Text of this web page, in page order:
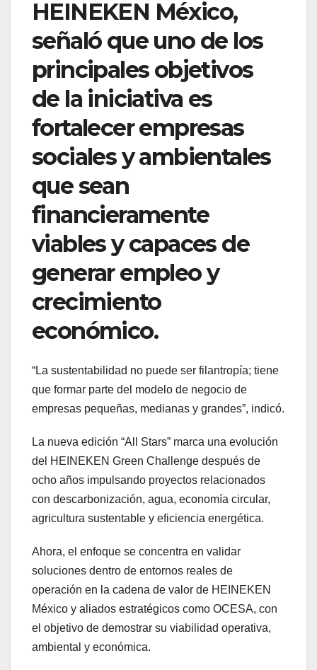
HEINEKEN México,
señaló que uno de los
principales objetivos
de la iniciativa es
fortalecer empresas
sociales y ambientales
que sean
financieramente
viables y capaces de
generar empleo y
crecimiento
económico.
“La sustentabilidad no puede ser filantropía; tiene
que formar parte del modelo de negocio de
empresas pequeñas, medianas y grandes”, indicó.
La nueva edición “All Stars” marca una evolución
del HEINEKEN Green Challenge después de
ocho años impulsando proyectos relacionados
con descarbonización, agua, economía circular,
agricultura sustentable y eficiencia energética.
Ahora, el enfoque se concentra en validar
soluciones dentro de entornos reales de
operación en la cadena de valor de HEINEKEN
México y aliados estratégicos como OCESA, con
el objetivo de demostrar su viabilidad operativa,
ambiental y económica.